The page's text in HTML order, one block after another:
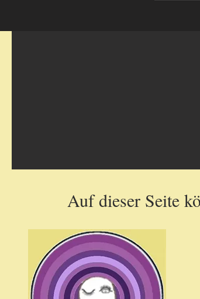
Auf dieser Seite